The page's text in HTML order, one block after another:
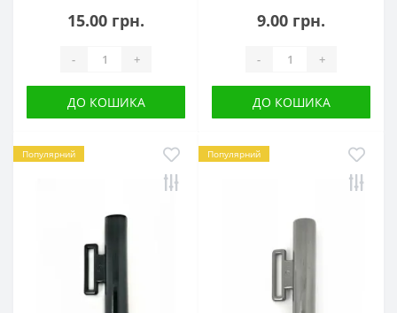
15.00 грн.
- +
ДО КОШИКА
9.00 грн.
- +
ДО КОШИКА
Популярний Популярний